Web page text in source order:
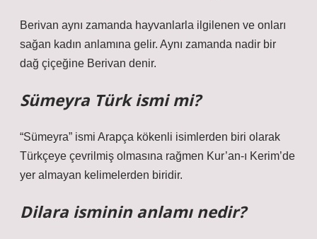
Berivan aynı zamanda hayvanlarla ilgilenen ve onları
sağan kadın anlamına gelir. Aynı zamanda nadir bir
dağ çiçeğine Berivan denir.
Sümeyra Türk ismi mi?
“Sümeyra” ismi Arapça kökenli isimlerden biri olarak
Türkçeye çevrilmiş olmasına rağmen Kur’an-ı Kerim’de
yer almayan kelimelerden biridir.
Dilara isminin anlamı nedir?